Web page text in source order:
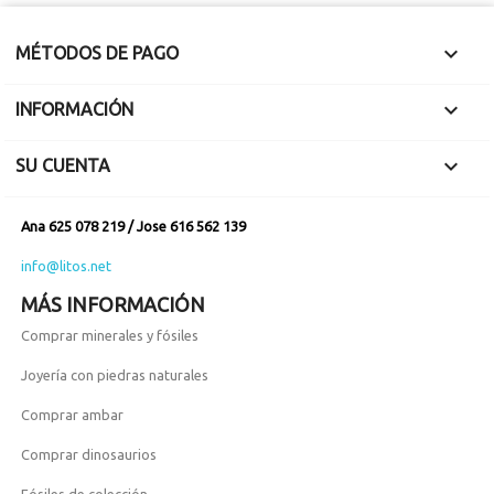
MÉTODOS DE PAGO 
INFORMACIÓN 
SU CUENTA 
Ana 625 078 219 / Jose 616 562 139
info@litos.net
MÁS INFORMACIÓN
Comprar minerales y fósiles
Joyería con piedras naturales
Comprar ambar
Comprar dinosaurios